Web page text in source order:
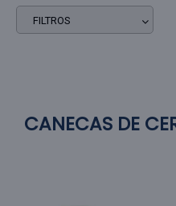
FILTROS
CANECAS DE